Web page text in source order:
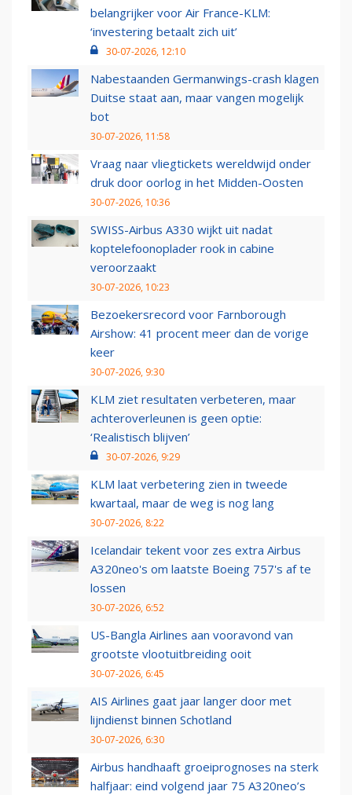
belangrijker voor Air France-KLM:
‘investering betaalt zich uit’
30-07-2026, 12:10
Nabestaanden Germanwings-crash klagen
Duitse staat aan, maar vangen mogelijk
bot
30-07-2026, 11:58
Vraag naar vliegtickets wereldwijd onder
druk door oorlog in het Midden-Oosten
30-07-2026, 10:36
SWISS-Airbus A330 wijkt uit nadat
koptelefoonoplader rook in cabine
veroorzaakt
30-07-2026, 10:23
Bezoekersrecord voor Farnborough
Airshow: 41 procent meer dan de vorige
keer
30-07-2026, 9:30
KLM ziet resultaten verbeteren, maar
achteroverleunen is geen optie:
‘Realistisch blijven’
30-07-2026, 9:29
KLM laat verbetering zien in tweede
kwartaal, maar de weg is nog lang
30-07-2026, 8:22
Icelandair tekent voor zes extra Airbus
A320neo's om laatste Boeing 757's af te
lossen
30-07-2026, 6:52
US-Bangla Airlines aan vooravond van
grootste vlootuitbreiding ooit
30-07-2026, 6:45
AIS Airlines gaat jaar langer door met
lijndienst binnen Schotland
30-07-2026, 6:30
Airbus handhaaft groeiprognoses na sterk
halfjaar: eind volgend jaar 75 A320neo’s